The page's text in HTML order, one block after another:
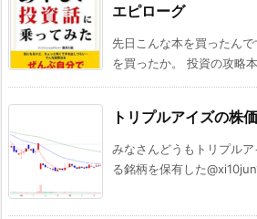
エピローグ
先日こんな本を買ったん
を買ったか。 投資の攻略
トリプルアイズの株
みなさんどうもトリプル
る銘柄を保有した